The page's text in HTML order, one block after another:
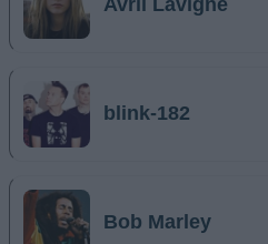
blink-182
Bob Marley